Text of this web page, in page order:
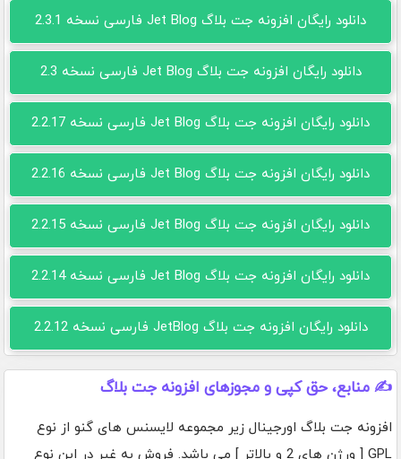
دانلود رایگان افزونه جت بلاگ Jet Blog فارسی نسخه 2.3.1
دانلود رایگان افزونه جت بلاگ Jet Blog فارسی نسخه 2.3
دانلود رایگان افزونه جت بلاگ Jet Blog فارسی نسخه 2.2.17
دانلود رایگان افزونه جت بلاگ Jet Blog فارسی نسخه 2.2.16
دانلود رایگان افزونه جت بلاگ Jet Blog فارسی نسخه 2.2.15
دانلود رایگان افزونه جت بلاگ Jet Blog فارسی نسخه 2.2.14
دانلود رایگان افزونه جت بلاگ JetBlog فارسی نسخه 2.2.12
✍️ منابع، حق کپی و مجوزهای افزونه جت بلاگ
افزونه جت بلاگ اورجینال زیر مجموعه لایسنس های گنو از نوع
GPL [ ورژن های 2 و بالاتر ] می باشد. فروش به غیر در این نوع